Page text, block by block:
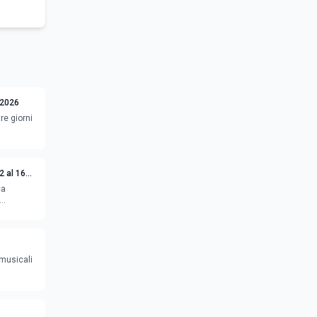
giorni
al 16